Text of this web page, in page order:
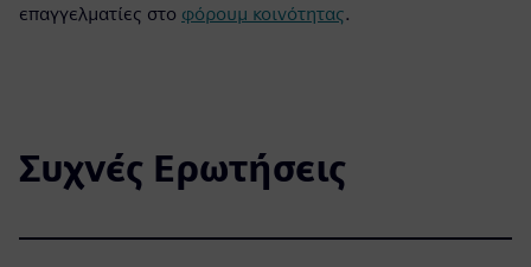
επαγγελματίες στο φόρουμ κοινότητας.
Συχνές Ερωτήσεις